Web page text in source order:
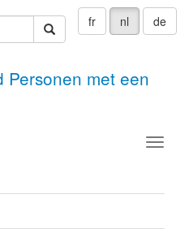
fr nl de
zoeken
Personen met een
Menu